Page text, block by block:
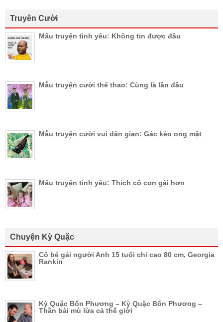
Truyên Cười
Mấu truyện tình yêu: Không tin được đâu
Mẫu truyện cười thể thao: Cùng là lần đầu
Mẫu truyện cười vui dân gian: Gác kèo ong mật
Mấu truyện tình yêu: Thích cô con gái hơn
Chuyện Kỳ Quặc
Cô bé gái người Anh 15 tuổi chỉ cao 80 cm, Georgia
Rankin
Kỳ Quặc Bốn Phương – Kỳ Quặc Bốn Phương –
Thần bài mù lừa cả thế giới